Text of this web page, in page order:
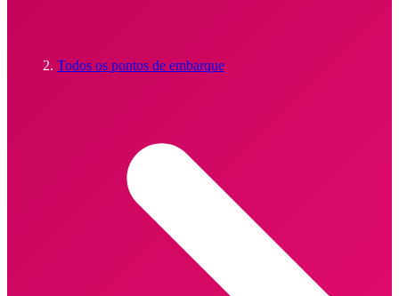
Todos os pontos de embarque